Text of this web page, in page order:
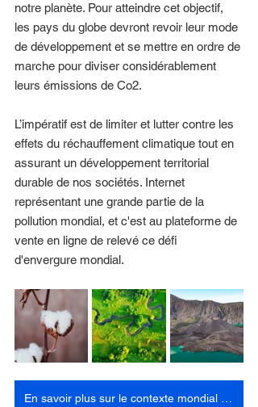
notre planète. Pour atteindre cet objectif,
les pays du globe devront revoir leur mode
de développement et se mettre en ordre de
marche pour diviser considérablement
leurs émissions de Co2.
L’impératif est de limiter et lutter contre les
effets du réchauffement climatique tout en
assurant un développement territorial
durable de nos sociétés. Internet
représentant une grande partie de la
pollution mondial, et c'est au plateforme de
vente en ligne de relevé ce défi
d'envergure mondial.
En savoir plus sur le contexte mondial echologique